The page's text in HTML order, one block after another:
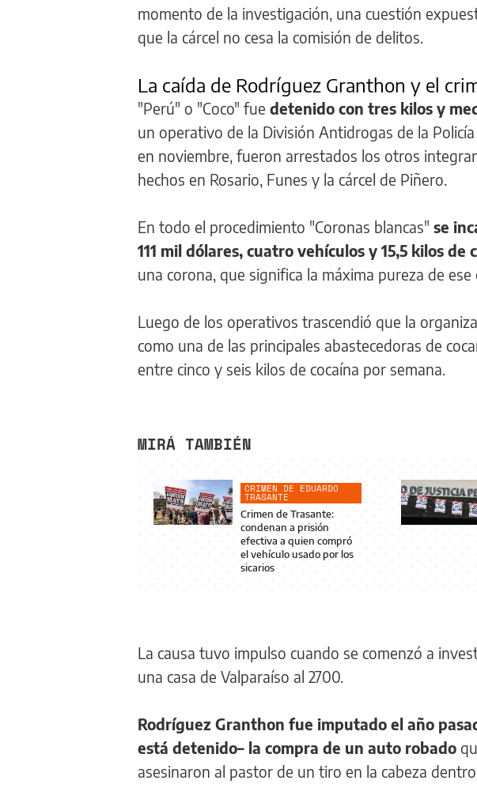
momento de la investigación, una cuestión
que la cárcel no cesa la comisión de delitos.
La caída de Rodríguez Granthon y el
"Perú" o "Coco" fue detenido con tres kilos y
un operativo de la División Antidrogas de la
en noviembre, fueron arrestados los otros
hechos en Rosario, Funes y la cárcel de Piñero.
En todo el procedimiento "Coronas blancas" se
111 mil dólares, cuatro vehículos y 15,5 kilos de
una corona, que significa la máxima pureza de ese
Luego de los operativos trascendió que la
como una de las principales abastecedoras de
entre cinco y seis kilos de cocaína por semana.
MIRÁ TAMBIÉN
CRIMEN DE EDUARDO
TRASANTE
Crimen de Trasante:
condenan a prisión
efectiva a quien compró
el vehículo usado por los
sicarios
La causa tuvo impulso cuando se comenzó a
una casa de Valparaíso al 2700.
Rodríguez Granthon fue imputado el año
está detenido– la compra de un auto robado
asesinaron al pastor de un tiro en la cabeza